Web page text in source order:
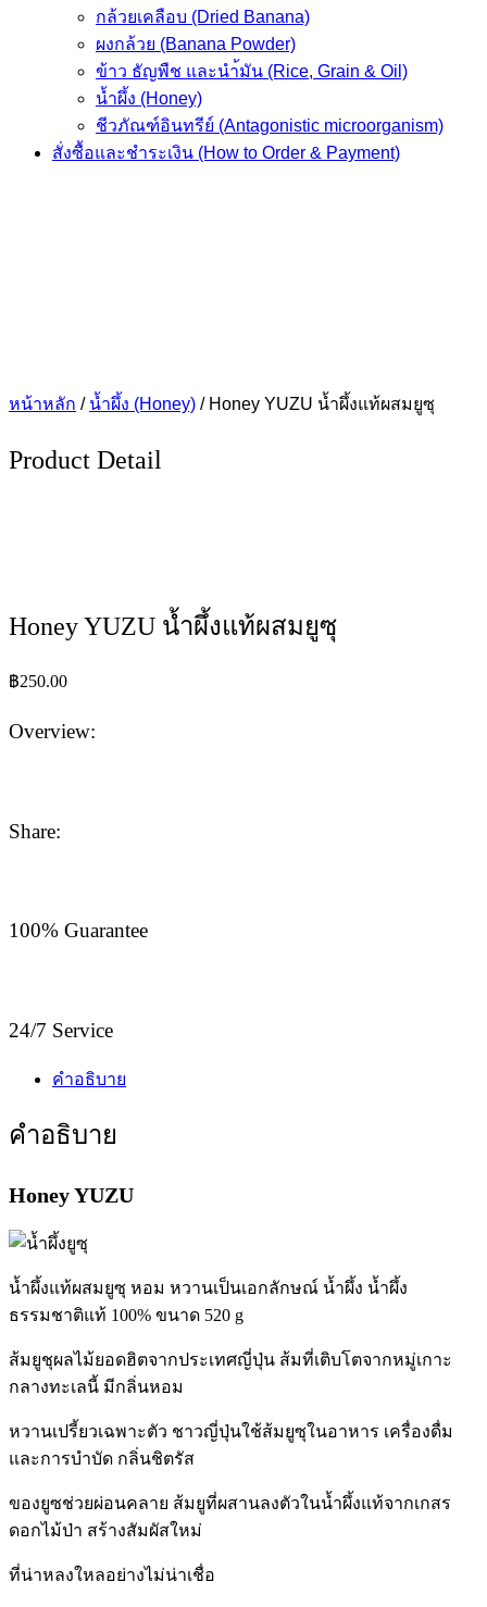
กล้วยเคลือบ (Dried Banana)
ผงกล้วย (Banana Powder)
ข้าว ธัญพืช และนำ้มัน (Rice, Grain & Oil)
น้ำผึ้ง (Honey)
ชีวภัณฑ์อินทรีย์ (Antagonistic microorganism)
สั่งซื้อและชำระเงิน (How to Order & Payment)
หน้าหลัก / น้ำผึ้ง (Honey) / Honey YUZU น้ำผึ้งแท้ผสมยูซุ
Product Detail
Honey YUZU น้ำผึ้งแท้ผสมยูซุ
฿250.00
Overview:
Share:
100% Guarantee
24/7 Service
คำอธิบาย
คำอธิบาย
Honey YUZU
น้ำผึ้งแท้ผสมยูซุ หอม หวานเป็นเอกลักษณ์ น้ำผึ้ง น้ำผึ้ง
ธรรมชาติแท้ 100% ขนาด 520 g
ส้มยูชุผลไม้ยอดฮิตจากประเทศญี่ปุ่น ส้มที่เติบโตจากหมู่เกาะ
กลางทะเลนี้ มีกลิ่นหอม
หวานเปรี้ยวเฉพาะตัว ชาวญี่ปุ่นใช้ส้มยูซุในอาหาร เครื่องดื่ม
และการบำบัด กลิ่นชิตรัส
ของยูซช่วยผ่อนคลาย ส้มยูที่ผสานลงตัวในน้ำผึ้งแท้จากเกสร
ดอกไม้ป่า สร้างสัมผัสใหม่
ที่น่าหลงใหลอย่างไม่น่าเชื่อ